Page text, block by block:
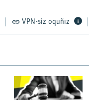
VPN-siz oquñız